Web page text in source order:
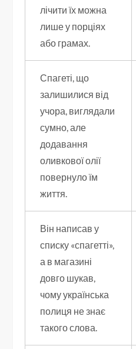
лічити їх можна
лише у порціях
або грамах.
Спагеті, що
залишилися від
учора, виглядали
сумно, але
додавання
оливкової олії
повернуло їм
життя.
Він написав у
списку «спагетті»,
а в магазині
довго шукав,
чому українська
полиця не знає
такого слова.